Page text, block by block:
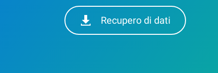
Recupero di dati